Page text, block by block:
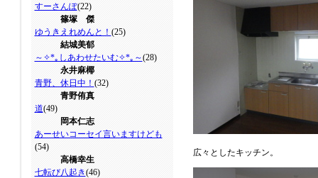
すーさんぽ(22)
篠塚 傑
ゆうきえれめんと！ (25)
結城美郁
～✧*｡しあわせたいむ✧*｡～(28)
永井麻椰
青野、休日中！ (32)
青野侑真
道(49)
岡本仁志
あーせいコーセイ言いますけども
(54)
高橋幸生
七転び八起き(46)
広々としたキッチン。